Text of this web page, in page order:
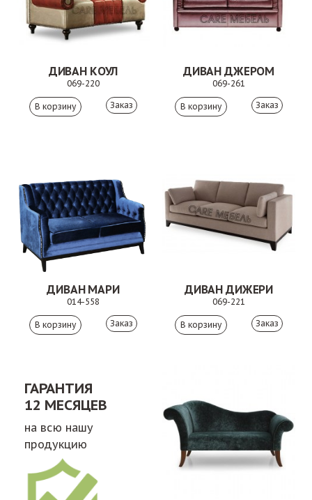
ДИВАН КОУЛ
069-220
Заказ
ДИВАН ДЖЕРОМ
069-261
Заказ
ДИВАН МАРИ
014-558
Заказ
ДИВАН ДИЖЕРИ
069-221
Заказ
ГАРАНТИЯ
12 МЕСЯЦЕВ
на всю нашу
продукцию